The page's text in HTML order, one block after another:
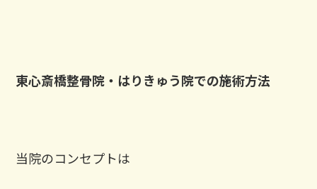
東心斎橋整骨院・はりきゅう院での施術方法
当院のコンセプトは